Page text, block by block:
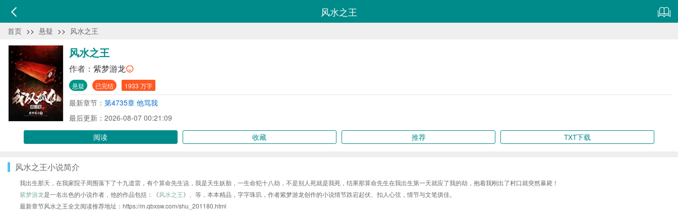
风水之王
首页 >> 悬疑 >> 风水之王
风水之王
作者： 紫梦游龙
悬疑 已完结 1933 万字
最新章节： 第4735章 他骂我
最后更新：2026-08-07 00:21:09
阅读
收藏 推荐 TXT下载
风水之王小说简介
我出生那天，在我家院子周围落下了十九道雷，有个算命先生说，我是天生妖胎，一生命犯十八劫，不是别人死就是我死，结果那算命先生在我出生第一天就应了我的劫，抱着我刚出了村口就突然暴毙！
紫梦游龙是一名出色的小说作者，他的作品包括：《风水之王》、等，本本精品，字字珠玑，作者紫梦游龙创作的小说情节跌宕起伏、扣人心弦，情节与文笔俱佳。
最新章节风水之王全文阅读推荐地址：https://m.qbxsw.com/shu_201180.html